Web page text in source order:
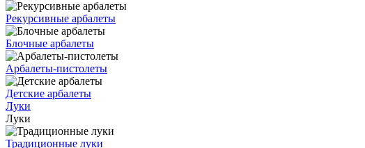
Рекурсивные арбалеты
Блочные арбалеты
Арбалеты-пистолеты
Детские арбалеты
Луки
Луки
Традиционные луки